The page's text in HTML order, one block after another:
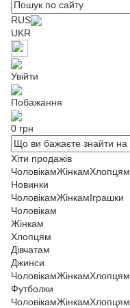
RUS
UKR
Увійти
Побажання
0 грн
Хіти продажів
ЧоловікамЖінкамХлопцям
Новинки
ЧоловікамЖінкамІграшки
Чоловікам
Жінкам
Хлопцям
Дівчатам
Джинси
ЧоловікамЖінкамХлопцям
Футболки
ЧоловікамЖінкамХлопцям